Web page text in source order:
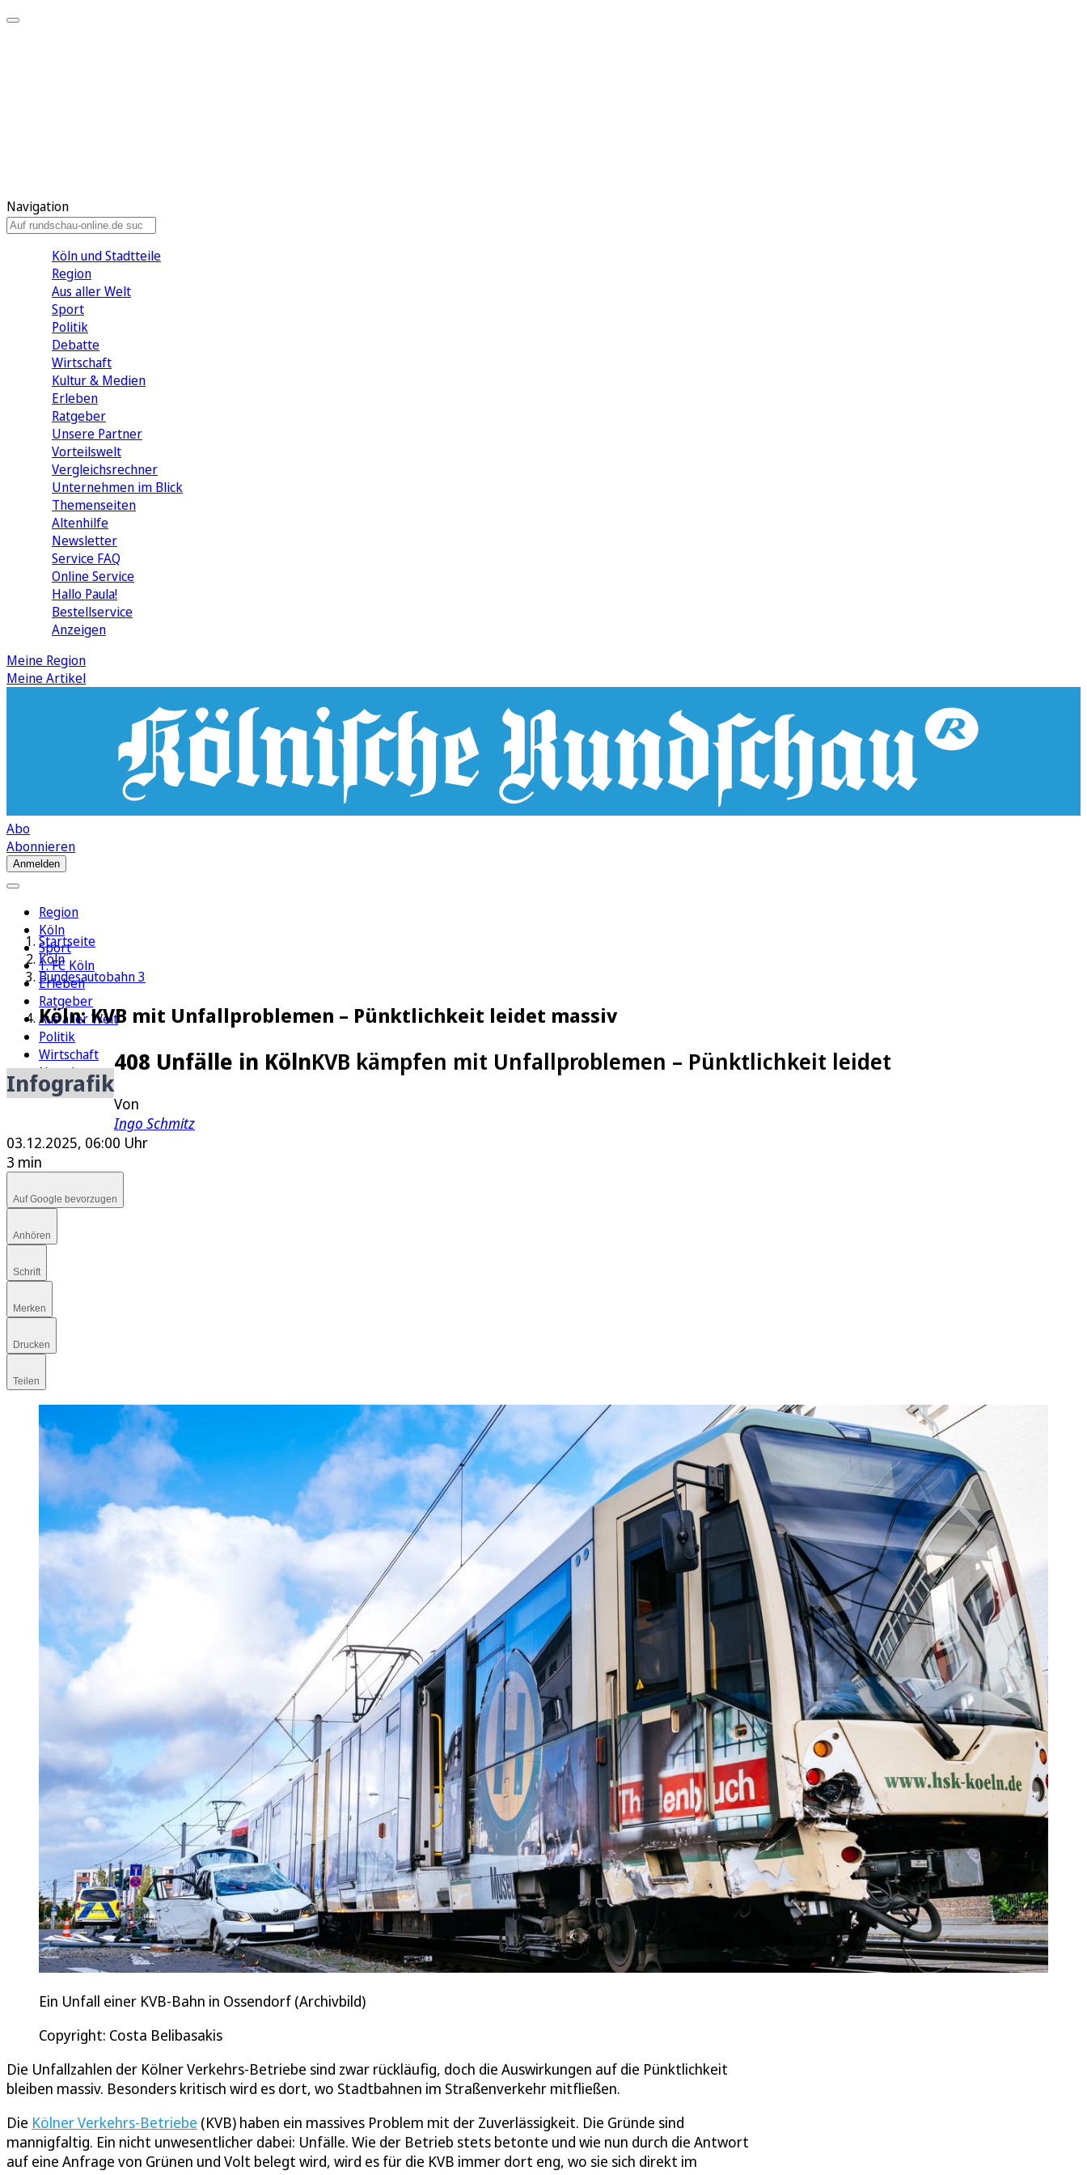
Navigation
Köln und Stadtteile
Region
Aus aller Welt
Sport
Politik
Debatte
Wirtschaft
Kultur & Medien
Erleben
Ratgeber
Unsere Partner
Vorteilswelt
Vergleichsrechner
Unternehmen im Blick
Themenseiten
Altenhilfe
Newsletter
Service FAQ
Online Service
Hallo Paula!
Bestellservice
Anzeigen
Meine Region
Meine Artikel
Abo
Abonnieren
Anmelden
Region
Köln
Sport
1. FC Köln
Erleben
Ratgeber
Aus aller Welt
Politik
Wirtschaft
Newsletter
E-Paper
Startseite
Köln
Bundesautobahn 3
Köln: KVB mit Unfallproblemen – Pünktlichkeit leidet massiv
Infografik
408 Unfälle in KölnKVB kämpfen mit Unfallproblemen – Pünktlichkeit leidet
Von
Ingo Schmitz
03.12.2025, 06:00 Uhr
3 min
Auf Google bevorzugen
Anhören
Schrift
Merken
Drucken
Teilen
Ein Unfall einer KVB-Bahn in Ossendorf (Archivbild)
Copyright: Costa Belibasakis
Die Unfallzahlen der Kölner Verkehrs-Betriebe sind zwar rückläufig, doch die Auswirkungen auf die Pünktlichkeit
bleiben massiv. Besonders kritisch wird es dort, wo Stadtbahnen im Straßenverkehr mitfließen.
Die Kölner Verkehrs-Betriebe (KVB) haben ein massives Problem mit der Zuverlässigkeit. Die Gründe sind
mannigfaltig. Ein nicht unwesentlicher dabei: Unfälle. Wie der Betrieb stets betonte und wie nun durch die Antwort
auf eine Anfrage von Grünen und Volt belegt wird, wird es für die KVB immer dort eng, wo sie sich direkt im